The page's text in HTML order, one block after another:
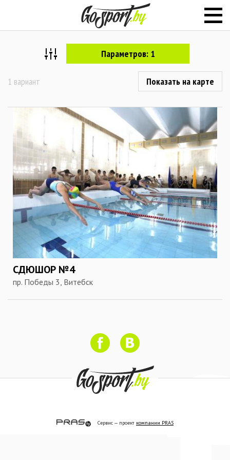
Параметров: 1
1 вариант Показать на карте
СДЮШОР №4
пр. Победы 3, Витебск
Сервис — проект компании PRAS